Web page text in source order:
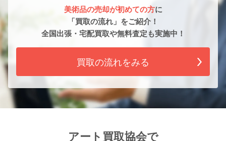
美術品の売却が初めての方に
「買取の流れ」をご紹介！
全国出張・宅配買取や無料査定も実施中！
買取の流れをみる
アート買取協会で